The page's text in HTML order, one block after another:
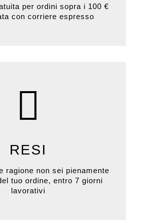
per ordini sopra i 100 €
con corriere espresso
RESI
ragione non sei pienamente
tuo ordine, entro 7 giorni
lavorativi